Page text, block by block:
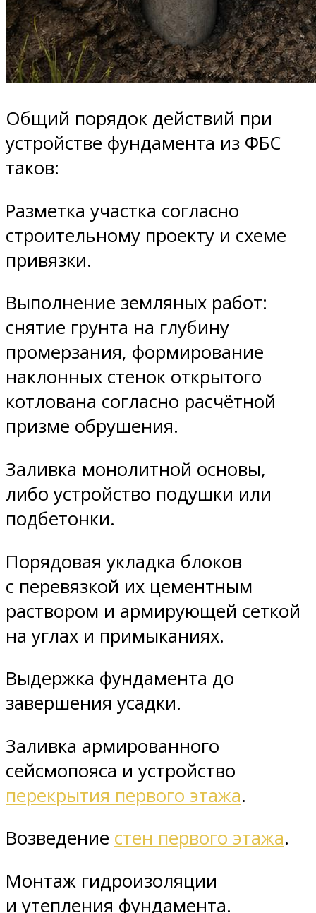
Общий порядок действий при
устройстве фундамента из ФБС
таков:
Разметка участка согласно
строительному проекту и схеме
привязки.
Выполнение земляных работ:
снятие грунта на глубину
промерзания, формирование
наклонных стенок открытого
котлована согласно расчётной
призме обрушения.
Заливка монолитной основы,
либо устройство подушки или
подбетонки.
Порядовая укладка блоков
с перевязкой их цементным
раствором и армирующей сеткой
на углах и примыканиях.
Выдержка фундамента до
завершения усадки.
Заливка армированного
сейсмопояса и устройство
перекрытия первого этажа.
Возведение стен первого этажа.
Монтаж гидроизоляции
и утепления фундамента.